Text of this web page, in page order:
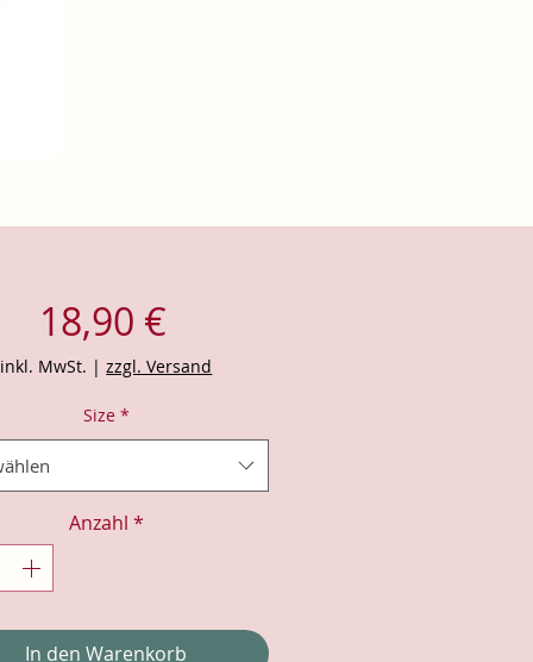
18,90 €
inkl. MwSt. |zzgl. Versand
Size *
Anzahl *
In den Warenkorb